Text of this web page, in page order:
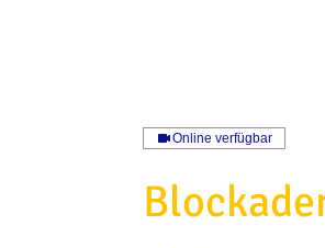
Online verfügbar